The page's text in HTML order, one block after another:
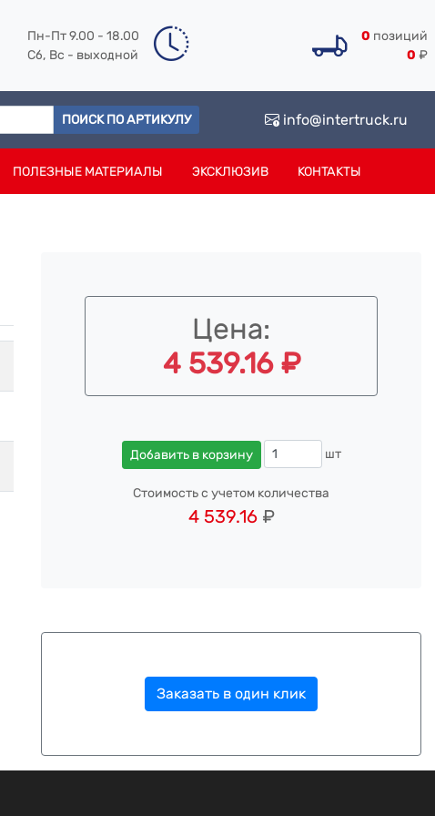
Пн-Пт 9.00 - 18.00
Сб, Вс - выходной
0 позиций
0 ₽
ПОИСК ПО АРТИКУЛУ info@intertruck.ru
ПОЛЕЗНЫЕ МАТЕРИАЛЫ ЭКСКЛЮЗИВ КОНТАКТЫ
Цена:
4 539.16 ₽
Добавить в корзину шт
Стоимость с учетом количества
4 539.16₽
Заказать в один клик